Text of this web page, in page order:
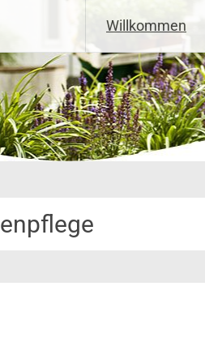
Willkommen